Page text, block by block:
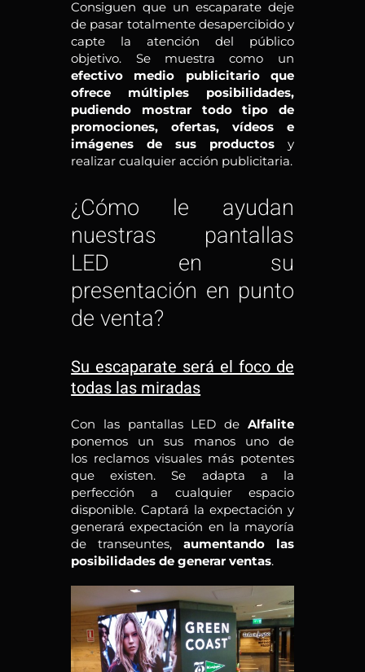
Consiguen que un escaparate deje
de pasar totalmente desapercibido y
capte la atención del público
objetivo. Se muestra como un
efectivo medio publicitario que
ofrece múltiples posibilidades,
pudiendo mostrar todo tipo de
promociones, ofertas, vídeos e
imágenes de sus productosy
realizar cualquier acción publicitaria.
¿Cómo le ayudan
nuestras pantallas
LED en su
presentación en punto
de venta?
Su escaparate será el foco de
todas las miradas
Con las pantallas LED de Alfalite
ponemos un sus manos uno de
los reclamos visuales más potentes
que existen. Se adapta a la
perfección a cualquier espacio
disponible. Captará la expectación y
generará expectación en la mayoría
de transeuntes, aumentando las
posibilidades de generar ventas.